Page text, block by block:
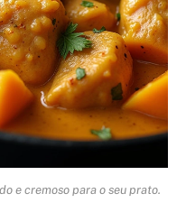
e cremoso para o seu prato.